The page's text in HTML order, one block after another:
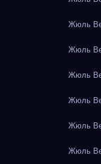
Жюль
Жюль
Жюль
Жюль
Жюль
Жюль